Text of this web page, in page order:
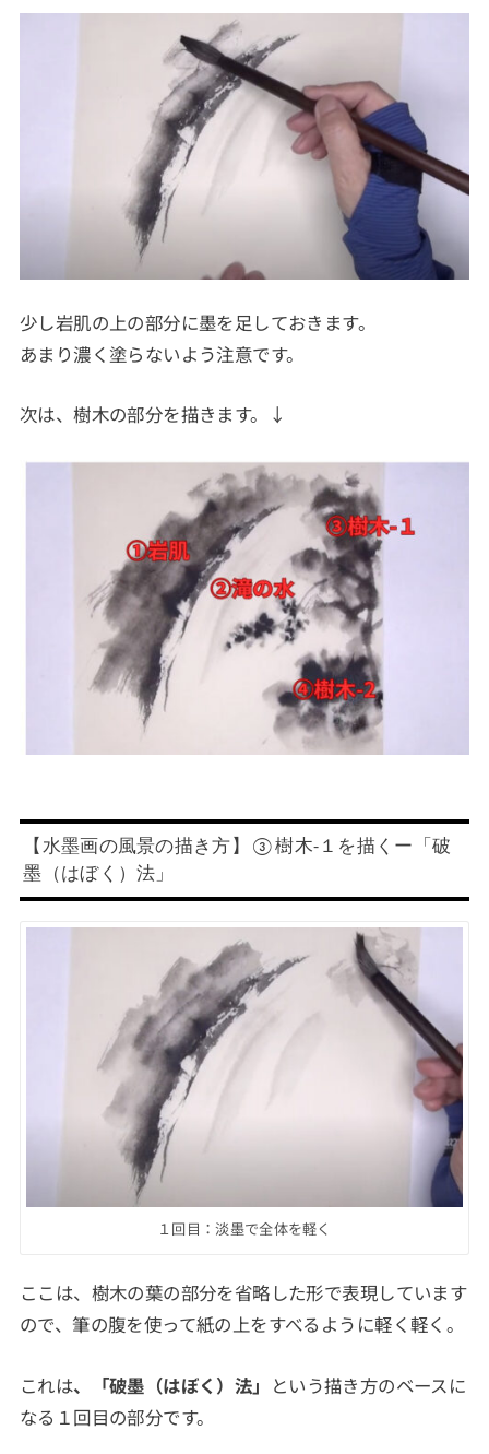
少し岩肌の上の部分に墨を足しておきます。
あまり濃く塗らないよう注意です。
次は、樹木の部分を描きます。↓
【水墨画の風景の描き方】③樹木-１を描くー「破
墨（はぼく）法」
１回目：淡墨で全体を軽く
ここは、樹木の葉の部分を省略した形で表現しています
ので、筆の腹を使って紙の上をすべるように軽く軽く。
これは、「破墨（はぼく）法」 という描き方のベースに
なる１回目の部分です。